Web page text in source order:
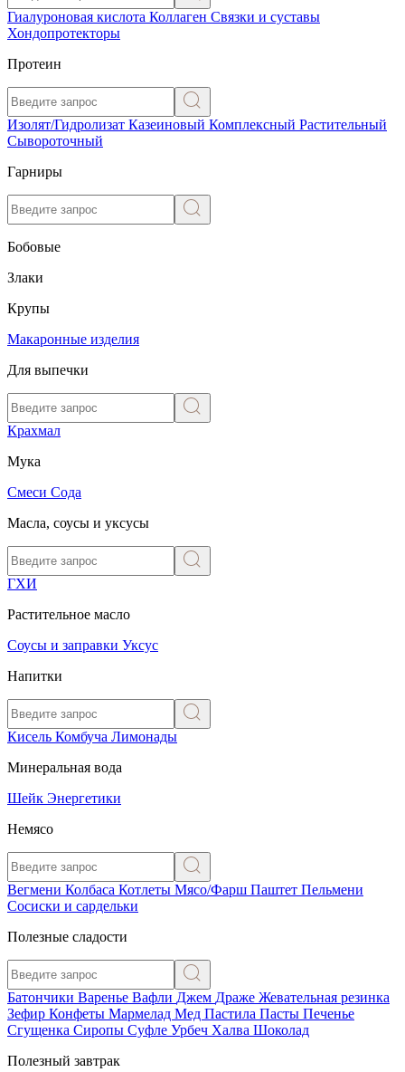
Гиалуроновая кислота Коллаген Связки и суставы
Хондопротекторы
Протеин
Изолят/Гидролизат Казеиновый Комплексный Растительный
Сывороточный
Гарниры
Бобовые
Злаки
Крупы
Макаронные изделия
Для выпечки
Крахмал
Мука
Смеси Сода
Масла, соусы и уксусы
ГХИ
Растительное масло
Соусы и заправки Уксус
Напитки
Кисель Комбуча Лимонады
Минеральная вода
Шейк Энергетики
Немясо
Вегмени Колбаса Котлеты Мясо/Фарш Паштет Пельмени
Сосиски и сардельки
Полезные сладости
Батончики Варенье Вафли Джем Драже Жевательная резинка
Зефир Конфеты Мармелад Мед Пастила Пасты Печенье
Сгущенка Сиропы Суфле Урбеч Халва Шоколад
Полезный завтрак